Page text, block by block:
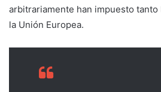
arbitrariamente han impuesto tanto
la Unión Europea.